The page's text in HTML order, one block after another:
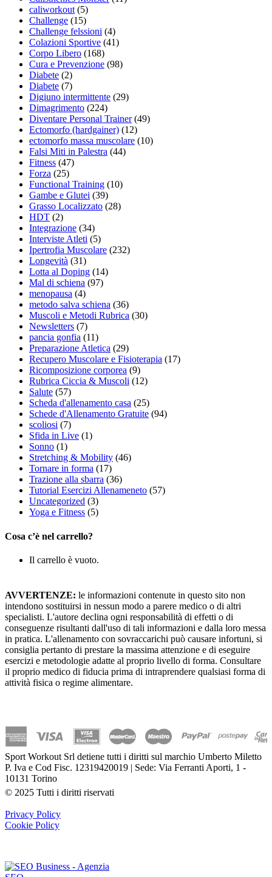
caliworkout(5)
Challenge (15)
Challenge felssioni (4)
Colazioni Sportive (41)
Corpo Libero (168)
Cura e Prevenzione (98)
Diabete (2)
Diabete (7)
Digiuno intermittente (29)
Dimagrimento (224)
Diventare Personal Trainer(49)
Ectomorfo (hardgainer) (12)
ectomorfo massa muscolare (10)
Falsi Miti in Palestra (44)
Fitness (47)
Forza (25)
Functional Training (10)
Gambe e Glutei (39)
Grasso Localizzato (28)
HDT (2)
Integrazione (34)
Interviste Atleti (5)
Ipertrofia Muscolare (232)
Longevità (31)
Lotta al Doping (14)
Mal di schiena (97)
menopausa (4)
metodo salva schiena (36)
Muscoli e Metodi Rubrica (30)
Newsletters (7)
pancia gonfia (11)
Preparazione Atletica (29)
Recupero Muscolare e Fisioterapia (17)
Ricomposizione corporea (9)
Rubrica Ciccia & Muscoli (12)
Salute (57)
Scheda d'allenamento casa (25)
Schede d'Allenamento Gratuite (94)
scoliosi (7)
Sfida in Live (1)
Sonno (1)
Stretching & Mobility (46)
Tornare in forma (17)
Trazione alla sbarra (36)
Tutorial Esercizi Allenameneto (57)
Uncategorized (3)
Yoga e Fitness (5)
Cosa c’è nel carrello?
Il carrello è vuoto.
AVVERTENZE: le informazioni contenute in questo sito non
intendono sostituirsi in nessun modo a parere medico o di altri
specialisti. L'autore declina ogni responsabilità di effetti o di
conseguenze risultanti dall'uso di tali informazioni e dalla loro messa
in pratica. L'allenamento con sovraccarichi può causare infortuni, si
consiglia pertanto di prestare la massima attenzione e di eseguire
esercizi e metodologie adatte al proprio livello di forma. Consultare
il proprio medico di fiducia prima di intraprendere qualsiasi forma di
attività fisica o regime alimentare.
Sport Workout Srl detiene tutti i diritti sul marchio Umberto Miletto
P. Iva e Cod Fisc. 12319420019 | Sede: Via Ferranti Aporti, 1 -
10131 Torino
© 2025 Tutti i diritti riservati
Privacy Policy
Cookie Policy